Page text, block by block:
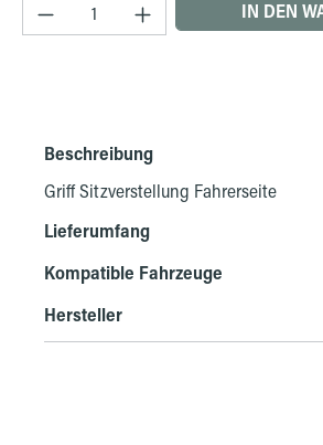
Produkt Anzahl: Gib den
IN DEN
Beschreibung
Griff Sitzverstellung Fahrerseite
Lieferumfang
Kompatible Fahrzeuge
Hersteller